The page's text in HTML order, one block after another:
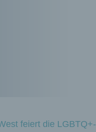
feiert die LGBTQ+-